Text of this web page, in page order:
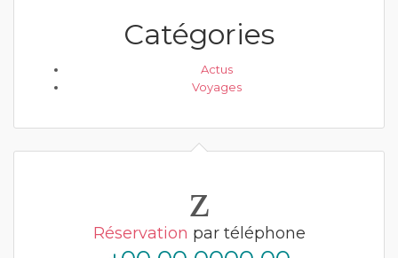
Catégories
Actus
Voyages
Réservation par téléphone